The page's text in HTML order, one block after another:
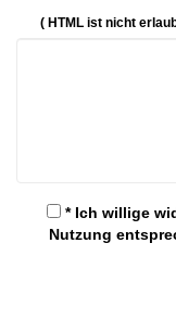
( HTML ist nicht
* Ich willige
Nutzung